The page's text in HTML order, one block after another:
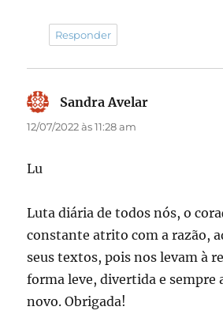
Responder
Sandra Avelar
12/07/2022 às 11:28 am
Lu
Luta diária de todos nós, o
constante atrito com a razão,
seus textos, pois nos levam à
forma leve, divertida e sempre
novo. Obrigada!